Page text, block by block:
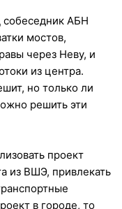
АБН
мостов,
через Неву, и
из центра.
но только ли
решить эти
проект
из ВШЭ, привлекать
в городе, то